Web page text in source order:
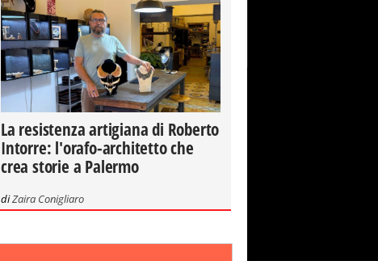
La resistenza artigiana di Roberto
Intorre: l'orafo-architetto che
crea storie a Palermo
diZaira Conigliaro